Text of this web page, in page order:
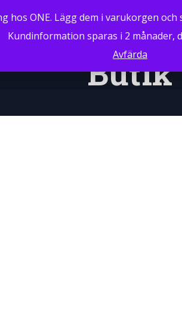
ONE. Lägg dem i varukorgen
Kundinformation sparas i 2 månader,
Avfärda
Butik